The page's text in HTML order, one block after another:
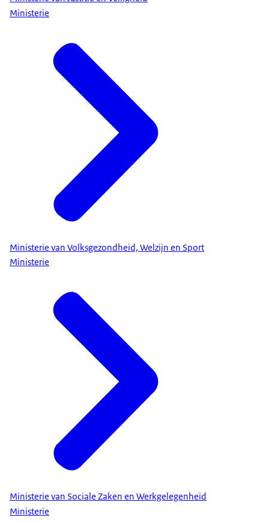
Ministerie
Ministerie van Volksgezondheid, Welzijn en Sport
Ministerie
Ministerie van Sociale Zaken en Werkgelegenheid
Ministerie